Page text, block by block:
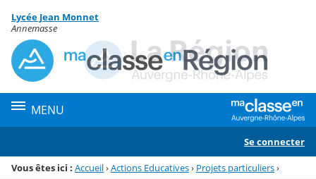
Menu de la rubrique
Contenu
Lycée Jean Monnet
Annemasse
MENU
Se connecter
Vous êtes ici : Accueil›Actions Educatives› Projets particuliers›